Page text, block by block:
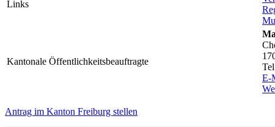
Links
Kantonale Öffentlichkeitsbeauftragte
E-
Antrag im Kanton Freiburg stellen